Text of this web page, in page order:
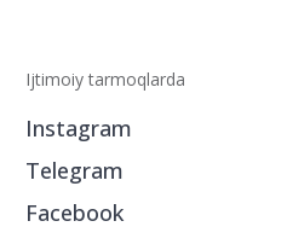
Ijtimoiy tarmoqlarda
Instagram